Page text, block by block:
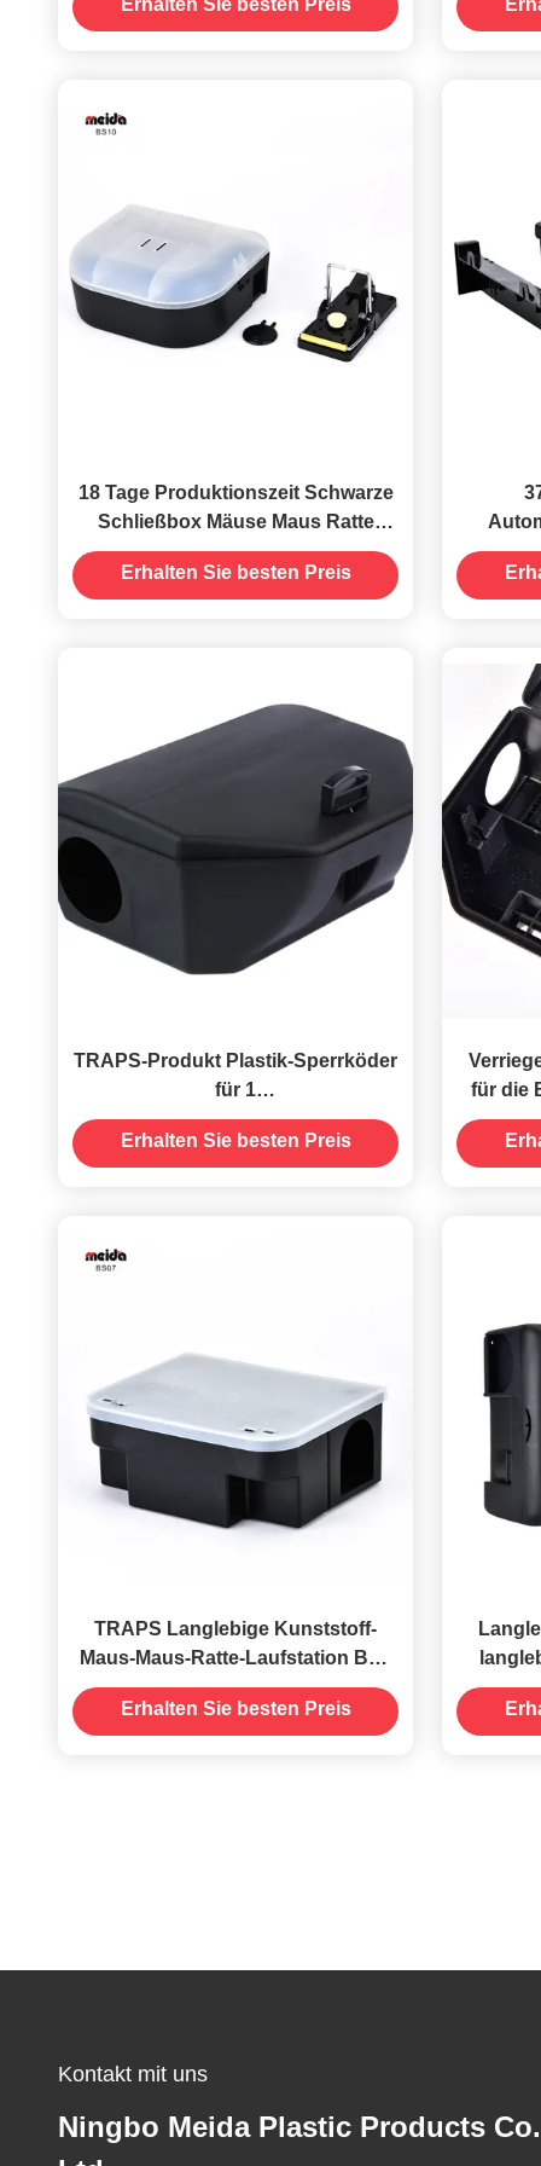
Erhalten Sie besten Preis
18 Tage Produktionszeit Schwarze
Schließbox Mäuse Maus Ratte
Köderstation mit Schlüssel
Erhalten Sie besten Preis
TRAPS-Produkt Plastik-Sperrköder
für 1
Schädlingsbekämpfungskapazität
Erhalten Sie besten Preis
für die
und
TRAPS Langlebige Kunststoff-
Maus-Maus-Ratte-Laufstation Box
für professionelle
Schädlingsbekämpfungslösungen
Erhalten Sie besten Preis
Kontakt mit uns
Ningbo Meida Plastic Products